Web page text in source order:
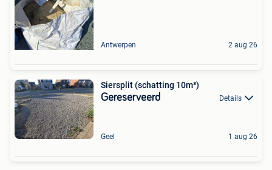
Antwerpen 2 aug 26
Siersplit (schatting 10m³)
Gereserveerd Details
Geel 1 aug 26